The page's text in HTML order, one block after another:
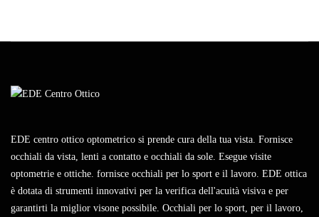
EDE centro ottico optometrico si prende cura della tua vista. Fornisce
occhiali da vista, lenti a contatto e occhiali da sole. Esegue visite
optometrie e ottiche. fornisce occhiali per lo sport e il lavoro. EDE ottica
è dotata di strumenti innovativi per la verifica dell'acuità visiva e per
garantirti la miglior visone possibile. Occhiali per lo sport, per il lavoro,